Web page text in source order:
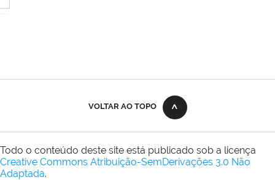
VOLTAR AO TOPO
Todo o conteúdo deste site está publicado sob a licença
Creative Commons Atribuição-SemDerivações 3.0 Não
Adaptada.